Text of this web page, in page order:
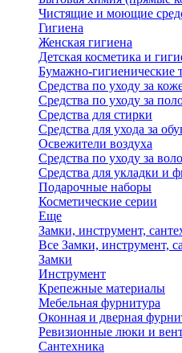
Чистящие и моющие
Гигиена
Женская гигиена
Детская косметика и
Бумажно-гигиенические
Средства по уходу за
Средства по уходу за
Средства для стирки
Средства для ухода за
Освежители воздуха
Средства по уходу за
Средства для укладки и
Подарочные наборы
Косметические серии
Еще
Замки, инструмент,
Все Замки, инструмент,
Замки
Инструмент
Крепежные материалы
Мебельная фурнитура
Оконная и дверная
Ревизионные люки и
Сантехника